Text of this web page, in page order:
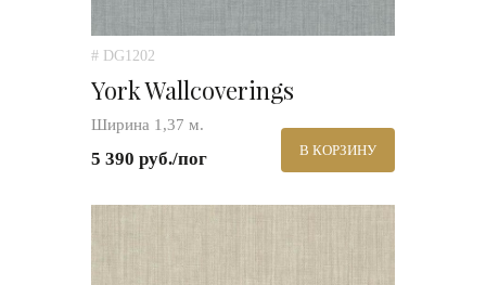
# DG1202
York Wallcoverings
Ширина 1,37 м.
5 390 руб./пог В КОРЗИНУ